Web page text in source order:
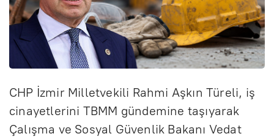
CHP İzmir Milletvekili Rahmi Aşkın Türeli, iş
cinayetlerini TBMM gündemine taşıyarak
Çalışma ve Sosyal Güvenlik Bakanı Vedat